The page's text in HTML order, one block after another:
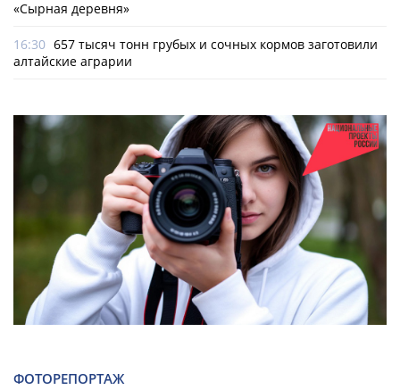
«Сырная деревня»
16:30 657 тысяч тонн грубых и сочных кормов заготовили
алтайские аграрии
ФОТОРЕПОРТАЖ